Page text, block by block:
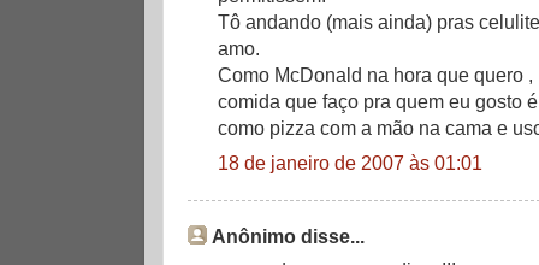
Tô andando (mais ainda) pras
amo.
Como McDonald na hora que quero
comida que faço pra quem eu gosto
como pizza com a mão na cama e
18 de janeiro de 2007 às 01:01
Anônimo disse...